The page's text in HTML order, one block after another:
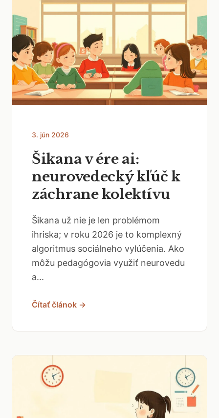
3. jún 2026
Šikana v ére ai:
neurovedecký kľúč k
záchrane kolektívu
Šikana už nie je len problémom
ihriska; v roku 2026 je to komplexný
algoritmus sociálneho vylúčenia. Ako
môžu pedagógovia využiť neurovedu
a...
Čítať článok →